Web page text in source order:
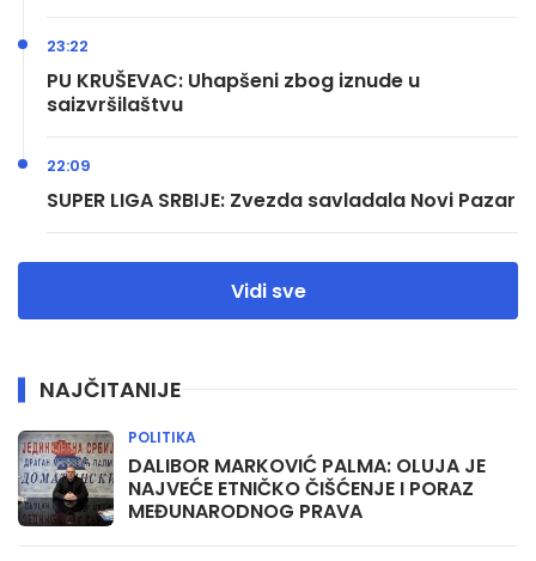
PU KRUŠEVAC: Uhapšeni zbog iznude u
saizvršilaštvu
23:22
SUPER LIGA SRBIJE: Zvezda savladala Novi Pazar
22:09
Vidi sve
NAJČITANIJE
DALIBOR MARKOVIĆ PALMA: OLUJA JE
NAJVEĆE ETNIČKO ČIŠĆENJE I PORAZ
MEĐUNARODNOG PRAVA
POLITIKA